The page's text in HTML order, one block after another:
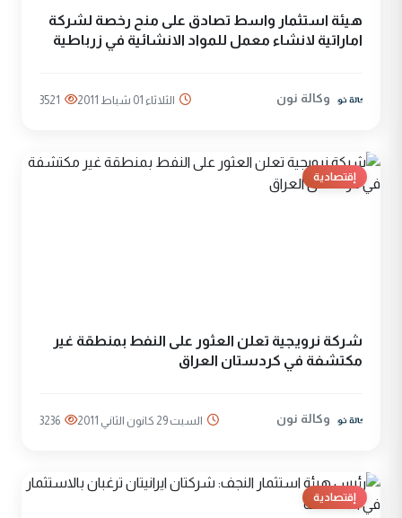
هيئة استثمار واسط تصادق على منح رخصة لشركة
اماراتية لانشاء معمل للمواد الانشائية في زرباطية
وكالة نون الثلاثاء 01 شباط 2011 3521
إقتصادية
شركة نرويجية تعلن العثور على النفط بمنطقة غير
مكتشفة في كردستان العراق
وكالة نون السبت 29 كانون الثاني 2011 3236
إقتصادية